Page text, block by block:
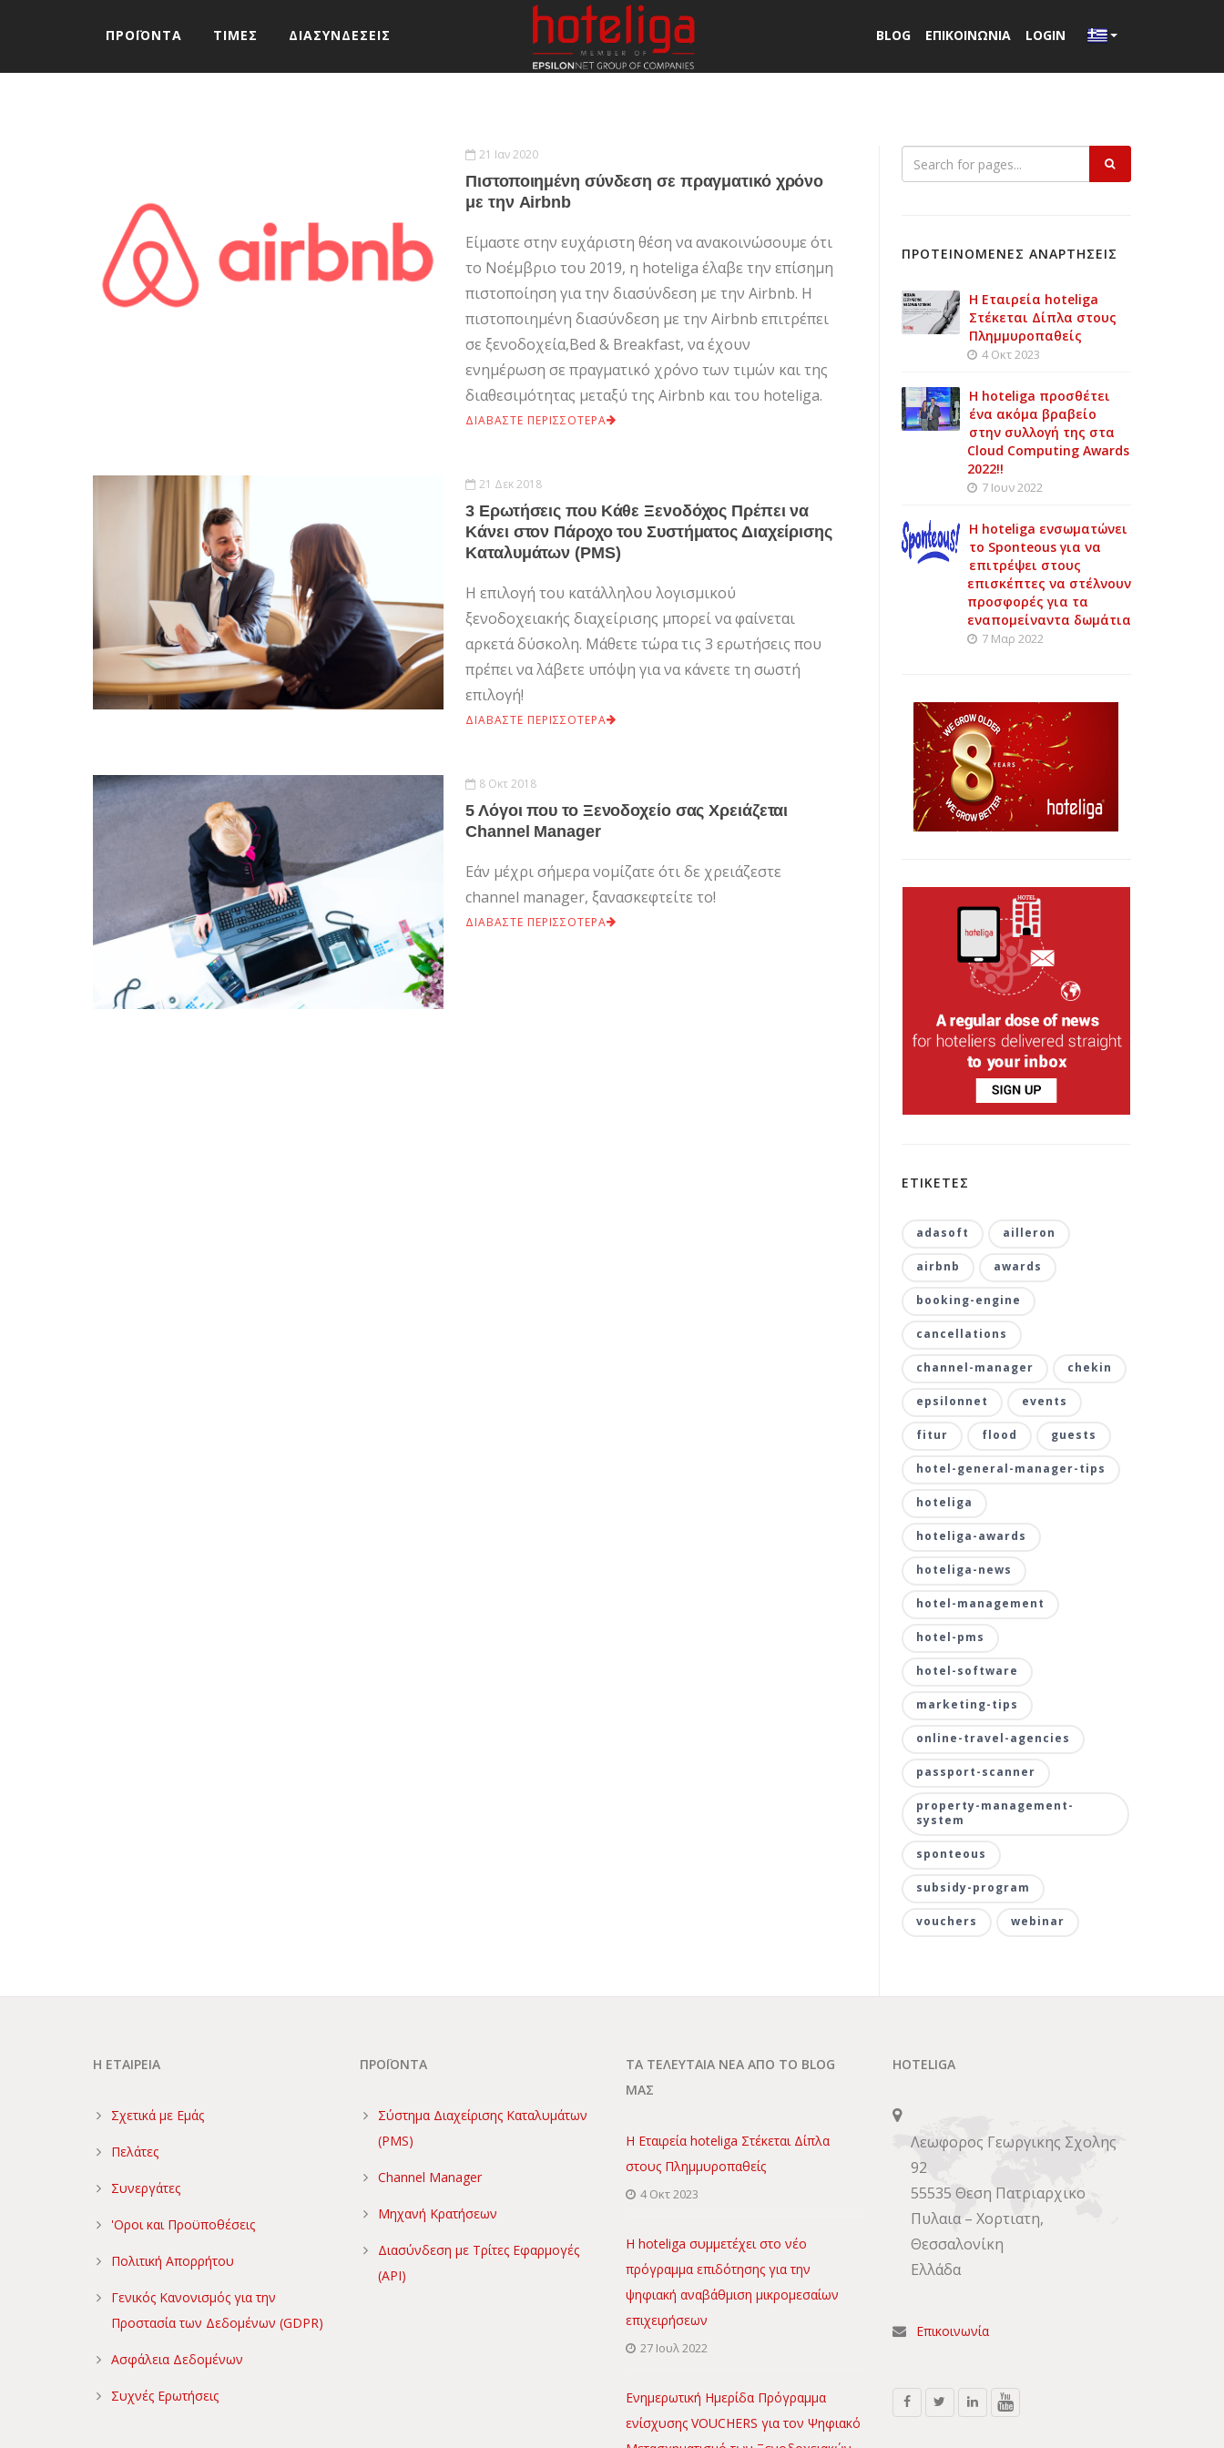
ΠΡΟΪΟΝΤΑ ΤΙΜΕΣ ΔΙΑΣΥΝΔΕΣΕΙΣ BLOG ΕΠΙΚΟΙΝΩΝΙΑ LOGIN
21 Ιαν 2020
Πιστοποιημένη σύνδεση σε πραγματικό χρόνο
με την Airbnb
Είμαστε στην ευχάριστη θέση να ανακοινώσουμε ότι
το Νοέμβριο του 2019, η hoteliga έλαβε την επίσημη
πιστοποίηση για την διασύνδεση με την Airbnb. Η
πιστοποιημένη διασύνδεση με την Airbnb επιτρέπει
σε ξενοδοχεία,Bed & Breakfast, να έχουν
ενημέρωση σε πραγματικό χρόνο των τιμών και της
διαθεσιμότητας μεταξύ της Airbnb και του hoteliga.
ΔΙΑΒΑΣΤΕ ΠΕΡΙΣΣΟΤΕΡΑ
21 Δεκ 2018
3 Ερωτήσεις που Κάθε Ξενοδόχος Πρέπει να
Κάνει στον Πάροχο του Συστήματος Διαχείρισης
Καταλυμάτων (PMS)
Η επιλογή του κατάλληλου λογισμικού
ξενοδοχειακής διαχείρισης μπορεί να φαίνεται
αρκετά δύσκολη. Μάθετε τώρα τις 3 ερωτήσεις που
πρέπει να λάβετε υπόψη για να κάνετε τη σωστή
επιλογή!
ΔΙΑΒΑΣΤΕ ΠΕΡΙΣΣΟΤΕΡΑ
8 Οκτ 2018
5 Λόγοι που το Ξενοδοχείο σας Χρειάζεται
Channel Manager
Εάν μέχρι σήμερα νομίζατε ότι δε χρειάζεστε
channel manager, ξανασκεφτείτε το!
ΔΙΑΒΑΣΤΕ ΠΕΡΙΣΣΟΤΕΡΑ
ΠΡΟΤΕΙΝΟΜΕΝΕΣ ΑΝΑΡΤΗΣΕΙΣ
Η Εταιρεία hoteliga
Στέκεται Δίπλα στους
Πλημμυροπαθείς
4 Οκτ 2023
Η hoteliga προσθέτει
ένα ακόμα βραβείο
στην συλλογή της στα
Cloud Computing Awards
2022!!
7 Ιουν 2022
Η hoteliga ενσωματώνει
το Sponteous για να
επιτρέψει στους
επισκέπτες να στέλνουν
προσφορές για τα
εναπομείναντα δωμάτια
7 Μαρ 2022
ΕΤΙΚΕΤΕΣ
adasoft ailleron
airbnb awards
booking-engine
cancellations
channel-manager chekin
epsilonnet events
fitur flood guests
hotel-general-manager-tips
hoteliga
hoteliga-awards
hoteliga-news
hotel-management
hotel-pms
hotel-software
marketing-tips
online-travel-agencies
passport-scanner
property-management-
system
sponteous
subsidy-program
vouchers webinar
Η ΕΤΑΙΡΕΙΑ
Σχετικά με Εμάς
Πελάτες
Συνεργάτες
'Οροι και Προϋποθέσεις
Πολιτική Απορρήτου
Γενικός Κανονισμός για την
Προστασία των Δεδομένων (GDPR)
Ασφάλεια Δεδομένων
Συχνές Ερωτήσεις
ΠΡΟΪΟΝΤΑ
Σύστημα Διαχείρισης Καταλυμάτων
(PMS)
Channel Manager
Μηχανή Κρατήσεων
Διασύνδεση με Τρίτες Εφαρμογές
(API)
ΤΑ ΤΕΛΕΥΤΑΙΑ ΝΕΑ ΑΠΟ ΤΟ BLOG
ΜΑΣ
Η Εταιρεία hoteliga Στέκεται Δίπλα
στους Πλημμυροπαθείς
4 Οκτ 2023
Η hoteliga συμμετέχει στο νέο
πρόγραμμα επιδότησης για την
ψηφιακή αναβάθμιση μικρομεσαίων
επιχειρήσεων
27 Ιουλ 2022
Ενημερωτική Ημερίδα Πρόγραμμα
ενίσχυσης VOUCHERS για τον Ψηφιακό
HOTELIGA
Λεωφορος Γεωργικης Σχολης
92
55535 Θεση Πατριαρχικο
Πυλαια – Χορτιατη,
Θεσσαλονίκη
Ελλάδα
Επικοινωνία